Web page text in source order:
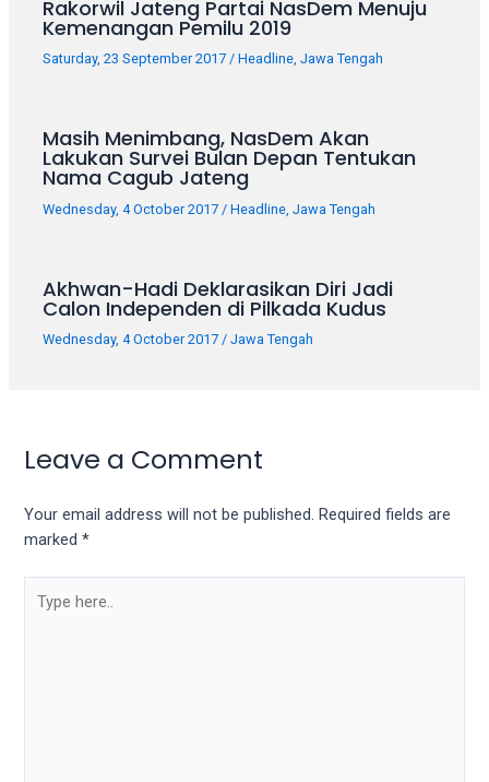
Rakorwil Jateng Partai NasDem Menuju
Kemenangan Pemilu 2019
Saturday, 23 September 2017/Headline,Jawa Tengah
Masih Menimbang, NasDem Akan
Lakukan Survei Bulan Depan Tentukan
Nama Cagub Jateng
Wednesday, 4 October 2017 /Headline ,Jawa Tengah
Akhwan-Hadi Deklarasikan Diri Jadi
Calon Independen di Pilkada Kudus
Wednesday, 4 October 2017 /Jawa Tengah
Leave a Comment
Your email address will not be published. Required fields are
marked*
here..